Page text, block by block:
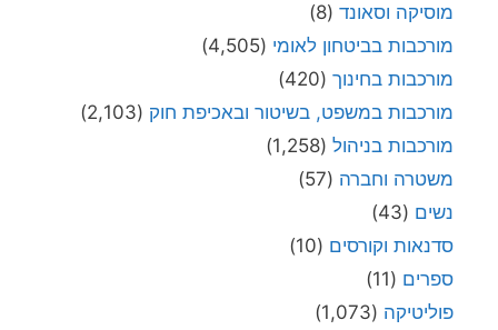
מוסיקה וסאונד (8)
מורכבות בביטחון לאומי (4,505)
מורכבות בחינוך (420)
מורכבות במשפט, בשיטור ובאכיפת חוק (2,103)
מורכבות בניהול (1,258)
משטרה וחברה (57)
נשים (43)
סדנאות וקורסים (10)
ספרים (11)
פוליטיקה (1,073)